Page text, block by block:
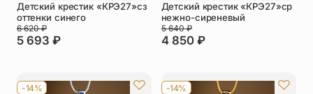
Детский крестик «КРЭ27»сз
оттенки синего
5 693 ₽
6 620₽
Детский крестик «КРЭ27»ср
нежно-сиреневый
4 850 ₽
5 640₽
-14% -14%